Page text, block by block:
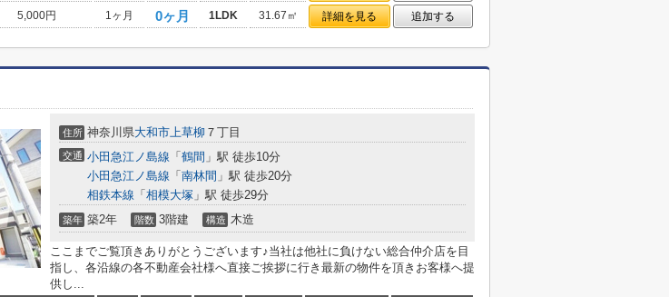
5,000円 1ヶ月 0ヶ月 1LDK 31.67㎡ 詳細を見る 追加する
住所 神奈川県大和市上草柳 ７丁目
交通 小田急江ノ島線 「 鶴間 」駅 徒歩10分
小田急江ノ島線 「 南林間 」駅 徒歩20分
相鉄本線 「 相模大塚 」駅 徒歩29分
築年 築2年 階数 3階建 構造 木造
ここまでご覧頂きありがとうございます♪当社は他社に負けない総合仲介店を目
指し、各沿線の各不動産会社様へ直接ご挨拶に行き最新の物件を頂きお客様へ提
供し...